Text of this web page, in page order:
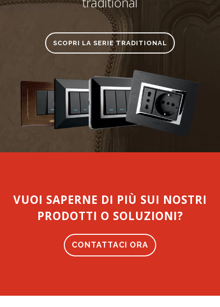
SCOPRI LA SERIE TRADITIONAL
VUOI SAPERNE DI PIÙ SUI NOSTRI
PRODOTTI O SOLUZIONI?
CONTATTACI ORA